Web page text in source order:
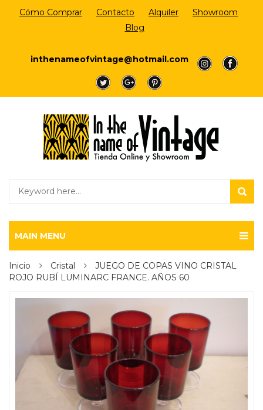
Cómo Comprar Contacto Alquiler
Showroom
Blog
inthenameofvintage@hotmail.com
a
a
a
a a
MAIN MENU
Inicio Cristal
JUEGO DE COPAS VINO CRISTAL
ROJO RUBÍ LUMINARC FRANCE. AÑOS 60